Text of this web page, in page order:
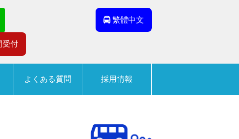
受付
繁體中文
よくある質問 採用情報